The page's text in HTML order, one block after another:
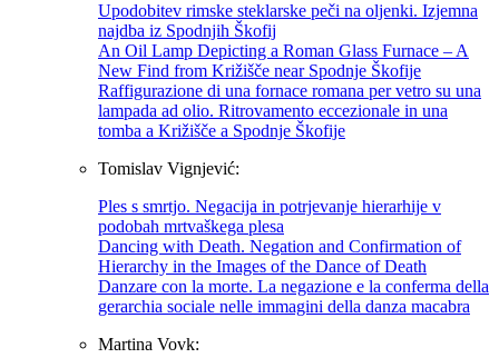
Upodobitev rimske steklarske peči na oljenki. Izjemna
najdba iz Spodnjih Škofij
An Oil Lamp Depicting a Roman Glass Furnace – A
New Find from Križišče near Spodnje Škofije
Raffigurazione di una fornace romana per vetro su una
lampada ad olio. Ritrovamento eccezionale in una
tomba a Križišče a Spodnje Škofije
Tomislav Vignjević:
Ples s smrtjo. Negacija in potrjevanje hierarhije v
podobah mrtvaškega plesa
Dancing with Death. Negation and Confirmation of
Hierarchy in the Images of the Dance of Death
Danzare con la morte. La negazione e la conferma della
gerarchia sociale nelle immagini della danza macabra
Martina Vovk: